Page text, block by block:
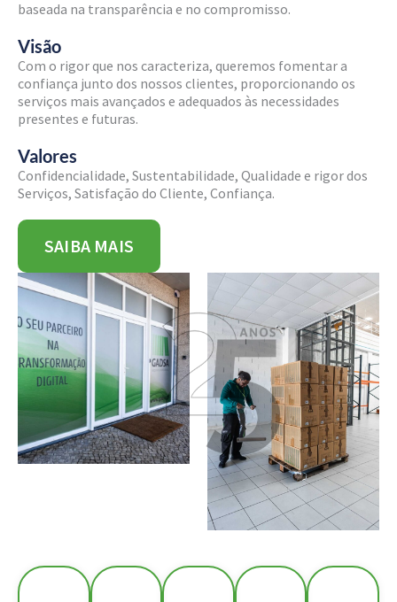
baseada na transparência e no compromisso.
Visão
Com o rigor que nos caracteriza, queremos fomentar a
confiança junto dos nossos clientes, proporcionando os
serviços mais avançados e adequados às necessidades
presentes e futuras.
Valores
Confidencialidade, Sustentabilidade, Qualidade e rigor dos
Serviços, Satisfação do Cliente, Confiança.
SAIBA MAIS